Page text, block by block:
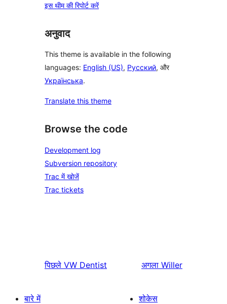
इस थीम की रिपोर्ट करें
अनुवाद
This theme is available in the following
languages: English (US), Русский, और
Українська.
Translate this theme
Browse the code
Development log
Subversion repository
Trac में खोजें
Trac tickets
पिछले VW Dentist अगला Willer
बारे में
शोकेस